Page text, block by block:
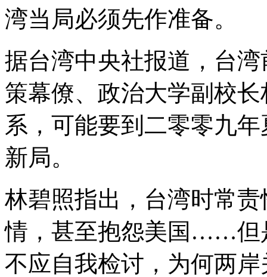
湾当局必须先作准备。
据台湾中央社报道，台
策幕僚、政治大学副校
系，可能要到二零零九
新局。
林碧照指出，台湾时常
情，甚至抱怨美国……但
不应自我检讨，为何两